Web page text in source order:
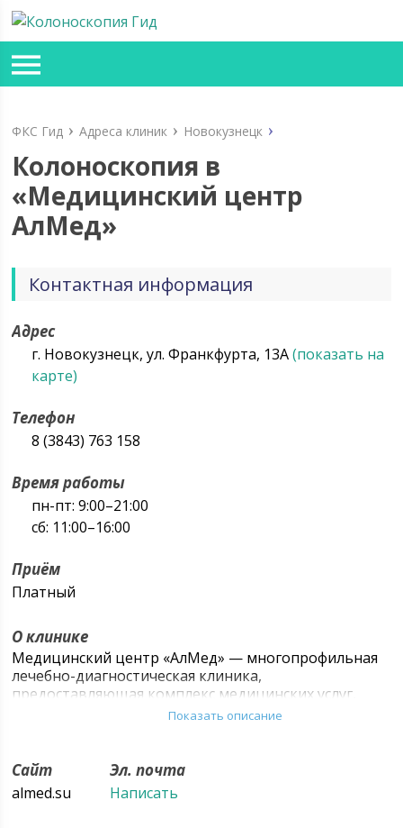
ФКС Гид Адреса клиник Новокузнецк
Колоноскопия в
«Медицинский центр
АлМед»
Контактная информация
Адрес
г. Новокузнецк, ул. Франкфурта, 13А(показать на
карте)
Телефон
8 (3843) 763 158
Время работы
пн-пт: 9:00–21:00
сб: 11:00–16:00
Приём
Платный
О клинике
Медицинский центр «АлМед» — многопрофильная
лечебно-диагностическая клиника,
предоставляющая комплекс медицинских услуг,
включая диагностику и лечение, в том числе
высокоточное оборудование и высокий уровень
сервиса
Показать описание
Сайт
almed.su
Эл. почта
Написать